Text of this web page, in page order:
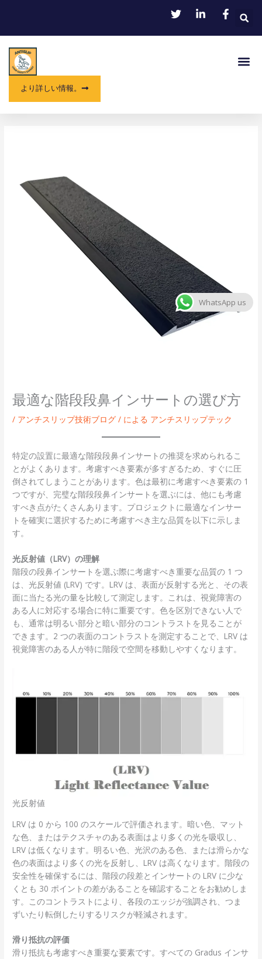
メ
ニ
より詳しい情報。
最適な階段段鼻インサートの選び方
/ アンチスリップ技術ブログ / による アンチスリップテック
特定の設置に最適な階段段鼻インサートの推奨を求められるこ
とがよくあります。考慮すべき要素が多すぎるため、すぐに圧
倒されてしまうことがあります。色は最初に考慮すべき要素の 1
つですが、完璧な階段段鼻インサートを選ぶには、他にも考慮
すべき点がたくさんあります。プロジェクトに最適なインサー
トを確実に選択するために考慮すべき主な品質を以下に示しま
す。
光反射値（LRV）の理解
階段の段鼻インサートを選ぶ際に考慮すべき重要な品質の 1 つ
は、光反射値 (LRV) です。LRV は、表面が反射する光と、その表
面に当たる光の量を比較して測定します。これは、視覚障害の
ある人に対応する場合に特に重要です。色を区別できない人で
も、通常は明るい部分と暗い部分のコントラストを見ることが
できます。2 つの表面のコントラストを測定することで、LRV は
視覚障害のある人が特に階段で空間を移動しやすくなります。
光反射値
LRV は 0 から 100 のスケールで評価されます。暗い色、マット
な色、またはテクスチャのある表面はより多くの光を吸収し、
LRV は低くなります。明るい色、光沢のある色、または滑らかな
色の表面はより多くの光を反射し、LRV は高くなります。階段の
安全性を確保するには、階段の段差とインサートの LRV に少な
くとも 30 ポイントの差があることを確認することをお勧めしま
す。このコントラストにより、各段のエッジが強調され、つま
ずいたり転倒したりするリスクが軽減されます。
滑り抵抗の評価
滑り抵抗も考慮すべき重要な要素です。すべての Gradus インサ
WhatsApp us